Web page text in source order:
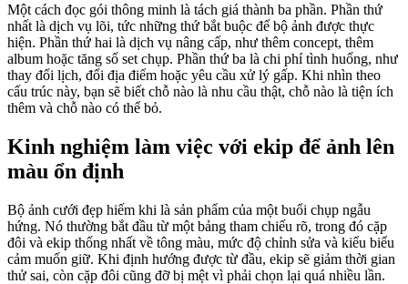
Một cách đọc gói thông minh là tách giá thành ba phần. Phần thứ
nhất là dịch vụ lõi, tức những thứ bắt buộc để bộ ảnh được thực
hiện. Phần thứ hai là dịch vụ nâng cấp, như thêm concept, thêm
album hoặc tăng số set chụp. Phần thứ ba là chi phí tình huống, như
thay đổi lịch, đổi địa điểm hoặc yêu cầu xử lý gấp. Khi nhìn theo
cấu trúc này, bạn sẽ biết chỗ nào là nhu cầu thật, chỗ nào là tiện ích
thêm và chỗ nào có thể bỏ.
Kinh nghiệm làm việc với ekip để ảnh lên
màu ổn định
Bộ ảnh cưới đẹp hiếm khi là sản phẩm của một buổi chụp ngẫu
hứng. Nó thường bắt đầu từ một bảng tham chiếu rõ, trong đó cặp
đôi và ekip thống nhất về tông màu, mức độ chỉnh sửa và kiểu biểu
cảm muốn giữ. Khi định hướng được từ đầu, ekip sẽ giảm thời gian
thử sai, còn cặp đôi cũng đỡ bị mệt vì phải chọn lại quá nhiều lần.